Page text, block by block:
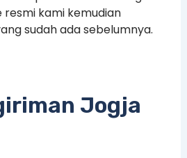
kami kemudian
sudah ada sebelumnya.
Jogja